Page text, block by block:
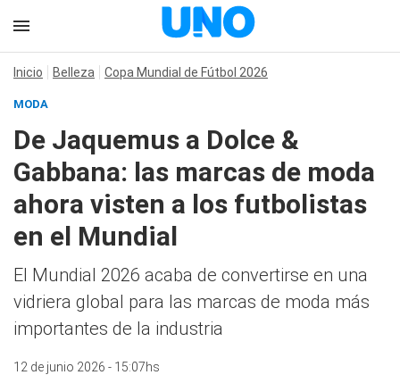
Inicio Belleza Copa Mundial de Fútbol 2026
MODA
De Jaquemus a Dolce &
Gabbana: las marcas de moda
ahora visten a los futbolistas
en el Mundial
El Mundial 2026 acaba de convertirse en una
vidriera global para las marcas de moda más
importantes de la industria
12 de junio 2026 - 15:07hs